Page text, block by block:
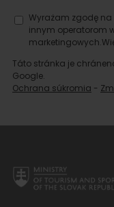
Wyrażam zgodę
innym operatorom
marketingowych.
Táto stránka je
Google.
Ochrana súkromia -